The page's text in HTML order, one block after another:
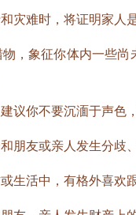
难时，将证明家人是
象征你体内一些尚
你不要沉湎于声色，
友或亲人发生分歧、
活中，有格外喜欢跟